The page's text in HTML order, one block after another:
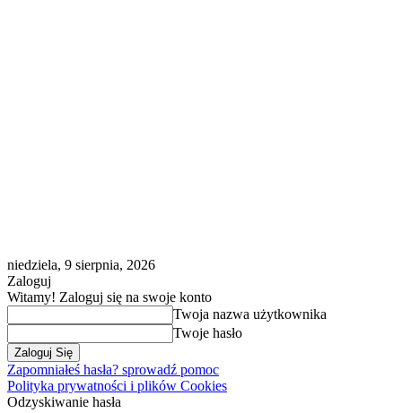
niedziela, 9 sierpnia, 2026
Zaloguj
Witamy! Zaloguj się na swoje konto
Twoja nazwa użytkownika
Twoje hasło
Zapomniałeś hasła? sprowadź pomoc
Polityka prywatności i plików Cookies
Odzyskiwanie hasła